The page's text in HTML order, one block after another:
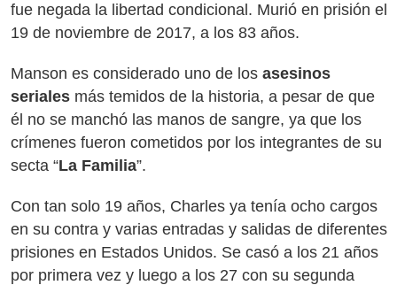
fue negada la libertad condicional. Murió en prisión el
19 de noviembre de 2017, a los 83 años.
Manson es considerado uno de los asesinos
seriales más temidos de la historia, a pesar de que
él no se manchó las manos de sangre, ya que los
crímenes fueron cometidos por los integrantes de su
secta “La Familia”.
Con tan solo 19 años, Charles ya tenía ocho cargos
en su contra y varias entradas y salidas de diferentes
prisiones en Estados Unidos. Se casó a los 21 años
por primera vez y luego a los 27 con su segunda